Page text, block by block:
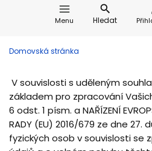
Menu Hledat
Domovská stránka
V souvislosti s uděleným
základem pro zpracování
6 odst. 1 písm. a NAŘÍZENÍ
RADY (EU) 2016/679 ze dne 27.
fyzických osob v souvislosti se